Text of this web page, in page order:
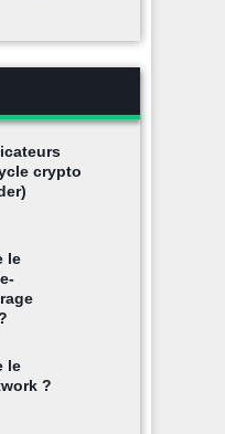
crypto
le
le
?